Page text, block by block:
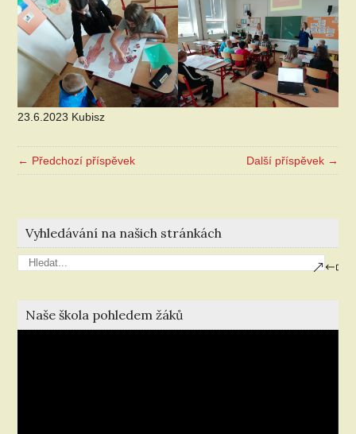
23.6.2023 Kubisz
← Předchozí příspěvek Další příspěvek →
Vyhledávání na našich stránkách
Naše škola pohledem žáků